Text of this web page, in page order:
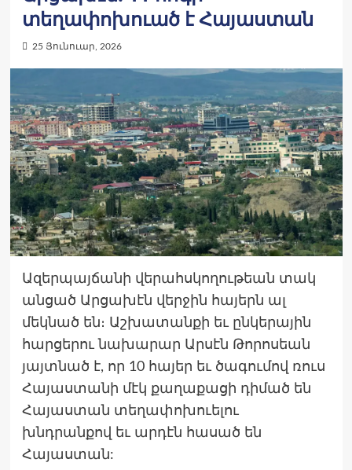
տեղափոխուած է Հայաստան
25 Յունուար, 2026
Ազերպայճանի վերահսկողութեան տակ
անցած Արցախէն վերջին հայերն ալ
մեկնած են։ Աշխատանքի եւ ընկերային
հարցերու նախարար Արսէն Թորոսեան
յայտնած է, որ 10 հայեր եւ ծագումով ռուս
Հայաստանի մէկ քաղաքացի դիմած են
Հայաստան տեղափոխուելու
խնդրանքով եւ արդէն հասած են
Հայաստան: